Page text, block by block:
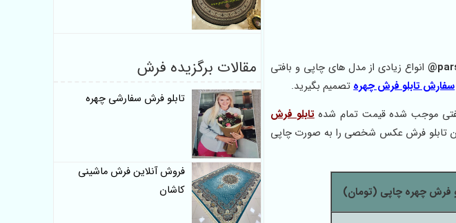
انواع زیادی از مدل های چاپی و بافتی
سفارش تابلو فرش چهرهتصمیم بگیرید.
جفتی موجب شده قیمت تمام شدهتابلو فرش
تابلو فرش عکس شخصی را به صورت چاپی
فرش چهره چاپی (تومان)
مقالات برگزیده فرش
تابلو فرش سفارشی چهره
فروش آنلاین فرش ماشینی
کاشان